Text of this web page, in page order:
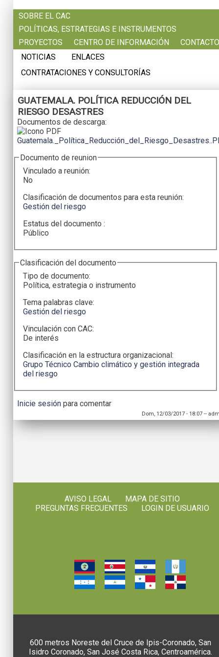
SOBRE EL CAC
POLÍTICAS, ESTRATEGIAS E INSTRUMENTOS
PROYECTOS
CENTRO DE INFORMACIÓN
CONTACTO
NOTICIAS
ENLACES
CONTRATACIONES Y CONSULTORÍAS
GUATEMALA. POLÍTICA REDUCCIÓN DEL
RIESGO DESASTRES
Documentos de descarga:
Documento de reunion
Vinculado a reunión:
No
Clasificación de documentos para esta reunión:
Gestión del riesgo
Estatus del documento :
Público
Clasificación del documento
Tipo de documento:
Política, estrategia o instrumento
Tema palabras clave:
Gestión del riesgo
Vinculación con CAC:
De interés
Clasificación en la estructura organizacional:
Grupo Técnico Cambio climático y gestión integrada
del riesgo
Inicie sesiónpara comentar
Dom, 12/03/2017 - 18:07 --
AVISO LEGAL
MAPA DE SITIO
PREGUNTAS FRECUENTES
LOGIN DE USUARIO
600 metros Noreste del Cruce de Ipis-Coronado, San
Isidro Coronado, San José Costa Rica, Centroamérica.